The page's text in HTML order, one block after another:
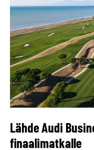
Lähde Audi
finaalimatkalle